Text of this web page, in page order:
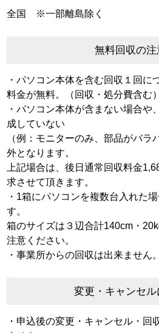
全国 ※一部離島除く
無料回収の注
・パソコン本体を含む回収１回に
料金が無料。（回収・処分費含む）
・パソコン本体が含まない場合や
成していない
（例：モニターのみ、部品がバラ
外となります。
上記場合は、後日通常回収料金
求させて頂きます。
・1箱にパソコンを複数台入れた
す。
箱のサイズは３辺合計140cm・
注意ください。
・事業所からの回収は出来ません。
変更・キャンセル
・申込後の変更・キャンセル・回